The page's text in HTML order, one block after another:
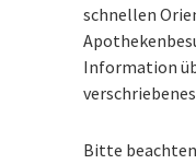
schnellen
Information
Bitte